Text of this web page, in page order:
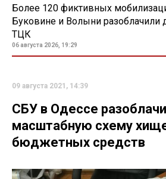
Более 120 фиктивных
Буковине и Волыни разоблачили
ТЦК
06 августа 2026, 19:29
09 августа 2021, 14:39
СБУ в Одессе
масштабную схему
бюджетных средств